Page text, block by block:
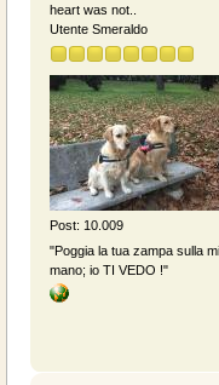
heart was not..
Utente Smeraldo
Post: 10.009
"Poggia la tua zampa sulla
mano; io TI VEDO !"